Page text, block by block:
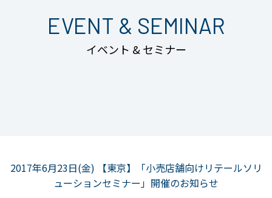
EVENT & SEMINAR
イベント & セミナー
2017年6月23日(金) 【東京】「小売店舗向けリテールソリ
ューションセミナー」開催のお知らせ